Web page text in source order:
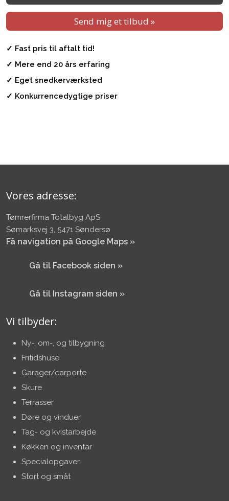
✓ Fast pris til aftalt tid!
✓ Mere end 20 års erfaring
✓ Eget snedkerværksted
✓ Konkurrencedygtige priser
Vores adresse:
Tømrerfirma Totalbyg ApS
Sømarksvej 3, 5471 Søndersø
Få navigation på Google Maps »
​Gå til Facebook siden »
​Gå til Instagram siden »
Vi tilbyder:
Ny-, om-, og tilbygning
Fritidshuse
Garager/carporte
Skure
Terrasser​
Døre og vinduer
Tag- og kvistarbejde
Køkken og inventar
Specialopgaver
Stort og småt​